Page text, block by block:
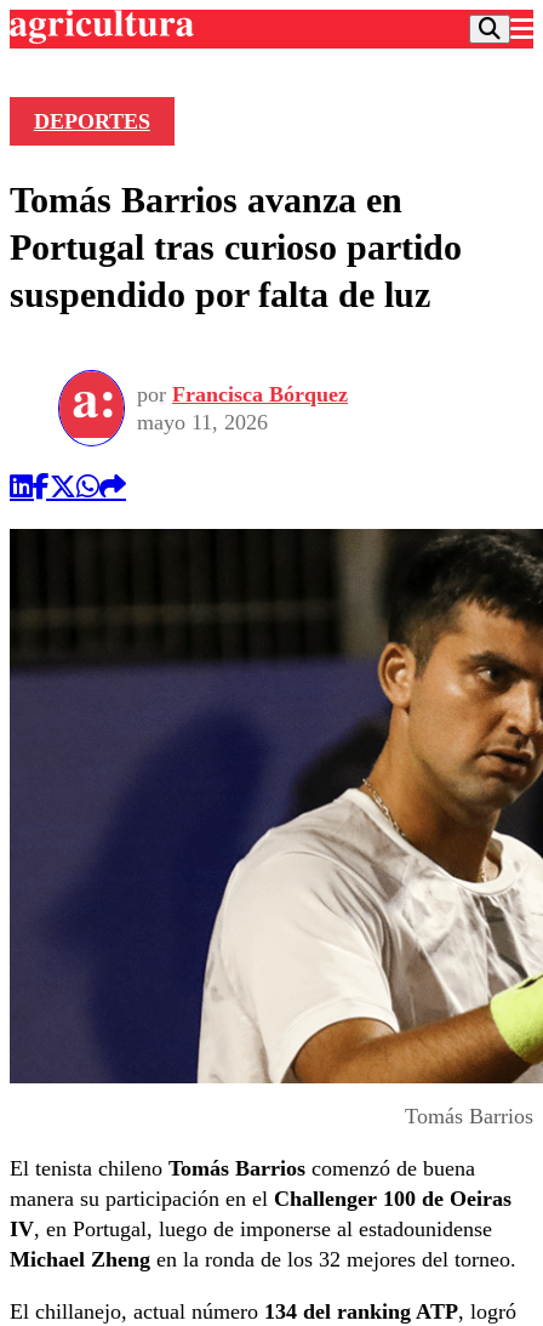
Frecuencias
Agricultura TV
Deportes
Colo Colo
Seleccion Chilena
Torneo Internacional
Universidad de Chile
Entretención
Economía
Internacional
Sustentabilidad
Publicaciones en medios
Opinión
DEPORTES
Tomás Barrios avanza en
Portugal tras curioso partido
suspendido por falta de luz
por Francisca Bórquez
mayo 11, 2026
Tomás Barrios
El tenista chileno Tomás Barrios comenzó de buena
manera su participación en el Challenger 100 de Oeiras
IV, en Portugal, luego de imponerse al estadounidense
Michael Zheng en la ronda de los 32 mejores del torneo.
El chillanejo, actual número 134 del ranking ATP, logró